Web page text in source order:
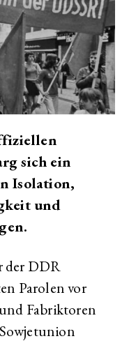
sich ein
Isolation,
und
der DDR
Parolen vor
Fabriktoren